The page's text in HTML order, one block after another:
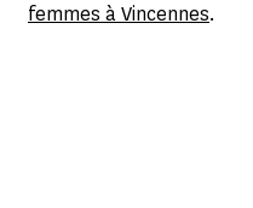
femmes à Vincennes.